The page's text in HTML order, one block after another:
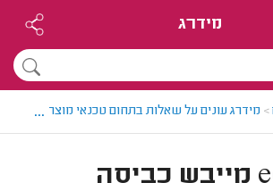
מידרג
> מידרג עונים על שאלות בתחום טכנאי מוצרי חשמל
...
תקלה e60 מייבש כביסה